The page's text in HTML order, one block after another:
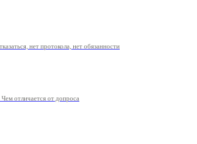
нет протокола, нет обязанности
отличается от допроса